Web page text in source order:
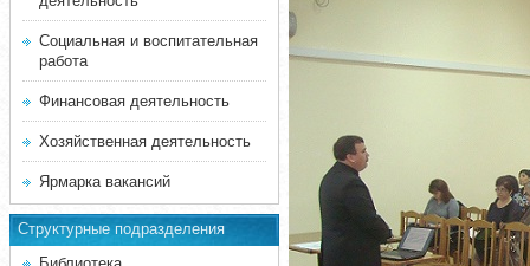
Социальная и воспитательная
работа
Финансовая деятельность
Хозяйственная деятельность
Ярмарка вакансий
Структурные подразделения